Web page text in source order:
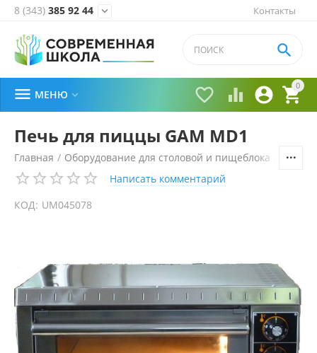
Контакты
8 (343) 385 92 44 
0


 

 МЕНЮ 
Печь для пиццы GAM MD1
Главная / Оборудование для столовой и пищеблока
Написать комментарий
КОД: UM045078